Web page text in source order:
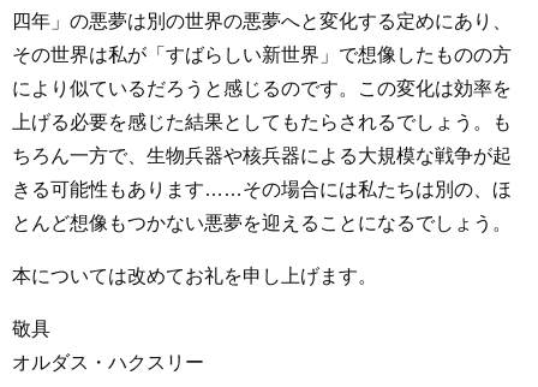
四年」の悪夢は別の世界の悪夢へと変化する定めにあり、
その世界は私が「すばらしい新世界」で想像したものの方
により似ているだろうと感じるのです。この変化は効率を
上げる必要を感じた結果としてもたらされるでしょう。も
ちろん一方で、生物兵器や核兵器による大規模な戦争が起
きる可能性もあります……その場合には私たちは別の、ほ
とんど想像もつかない悪夢を迎えることになるでしょう。
本については改めてお礼を申し上げます。
敬具
オルダス・ハクスリー